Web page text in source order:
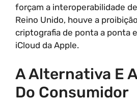
forçam a interoperabilidade
Reino Unido, houve a
criptografia de ponta a ponta
iCloud da Apple.
A Alternativa E
Do Consumidor